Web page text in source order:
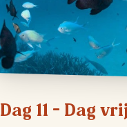
Dag 11 – Dag